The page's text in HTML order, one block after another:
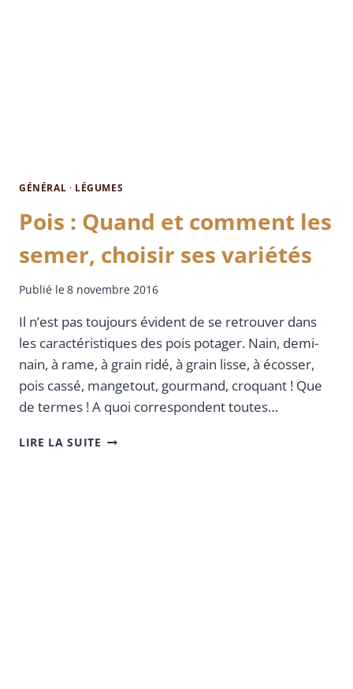
GÉNÉRAL · LÉGUMES
Pois : Quand et comment les
semer, choisir ses variétés
Publié le8 novembre 2016
Il n’est pas toujours évident de se retrouver dans
les caractéristiques des pois potager. Nain, demi-
nain, à rame, à grain ridé, à grain lisse, à écosser,
pois cassé, mangetout, gourmand, croquant ! Que
de termes ! A quoi correspondent toutes…
LIRE LA SUITE